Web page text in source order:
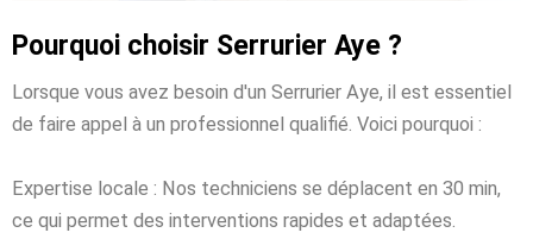
Pourquoi choisir Serrurier Aye ?
Lorsque vous avez besoin d'un Serrurier Aye, il est essentiel
de faire appel à un professionnel qualifié. Voici pourquoi :
Expertise locale : Nos techniciens se déplacent en 30 min,
ce qui permet des interventions rapides et adaptées.